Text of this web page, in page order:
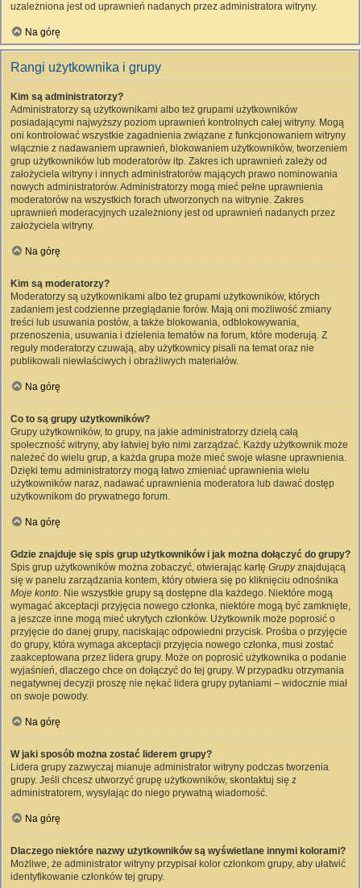
uzależniona jest od uprawnień nadanych przez administratora witryny.
Na górę
Rangi użytkownika i grupy
Kim są administratorzy?
Administratorzy są użytkownikami albo też grupami użytkowników
posiadającymi najwyższy poziom uprawnień kontrolnych całej witryny. Mogą
oni kontrolować wszystkie zagadnienia związane z funkcjonowaniem witryny
włącznie z nadawaniem uprawnień, blokowaniem użytkowników, tworzeniem
grup użytkowników lub moderatorów itp. Zakres ich uprawnień zależy od
założyciela witryny i innych administratorów mających prawo nominowania
nowych administratorów. Administratorzy mogą mieć pełne uprawnienia
moderatorów na wszystkich forach utworzonych na witrynie. Zakres
uprawnień moderacyjnych uzależniony jest od uprawnień nadanych przez
założyciela witryny.
Na górę
Kim są moderatorzy?
Moderatorzy są użytkownikami albo też grupami użytkowników, których
zadaniem jest codzienne przeglądanie forów. Mają oni możliwość zmiany
treści lub usuwania postów, a także blokowania, odblokowywania,
przenoszenia, usuwania i dzielenia tematów na forum, które moderują. Z
reguły moderatorzy czuwają, aby użytkownicy pisali na temat oraz nie
publikowali niewłaściwych i obraźliwych materiałów.
Na górę
Co to są grupy użytkowników?
Grupy użytkowników, to grupy, na jakie administratorzy dzielą całą
społeczność witryny, aby łatwiej było nimi zarządzać. Każdy użytkownik może
należeć do wielu grup, a każda grupa może mieć swoje własne uprawnienia.
Dzięki temu administratorzy mogą łatwo zmieniać uprawnienia wielu
użytkowników naraz, nadawać uprawnienia moderatora lub dawać dostęp
użytkownikom do prywatnego forum.
Na górę
Gdzie znajduje się spis grup użytkowników i jak można dołączyć do grupy?
Spis grup użytkowników można zobaczyć, otwierając kartę Grupyznajdującą
się w panelu zarządzania kontem, który otwiera się po kliknięciu odnośnika
Moje konto. Nie wszystkie grupy są dostępne dla każdego. Niektóre mogą
wymagać akceptacji przyjęcia nowego członka, niektóre mogą być zamknięte,
a jeszcze inne mogą mieć ukrytych członków. Użytkownik może poprosić o
przyjęcie do danej grupy, naciskając odpowiedni przycisk. Prośba o przyjęcie
do grupy, która wymaga akceptacji przyjęcia nowego członka, musi zostać
zaakceptowana przez lidera grupy. Może on poprosić użytkownika o podanie
wyjaśnień, dlaczego chce on dołączyć do tej grupy. W przypadku otrzymania
negatywnej decyzji proszę nie nękać lidera grupy pytaniami – widocznie miał
on swoje powody.
Na górę
W jaki sposób można zostać liderem grupy?
Lidera grupy zazwyczaj mianuje administrator witryny podczas tworzenia
grupy. Jeśli chcesz utworzyć grupę użytkowników, skontaktuj się z
administratorem, wysyłając do niego prywatną wiadomość.
Na górę
Dlaczego niektóre nazwy użytkowników są wyświetlane innymi kolorami?
Możliwe, że administrator witryny przypisał kolor członkom grupy, aby ułatwić
identyfikowanie członków tej grupy.